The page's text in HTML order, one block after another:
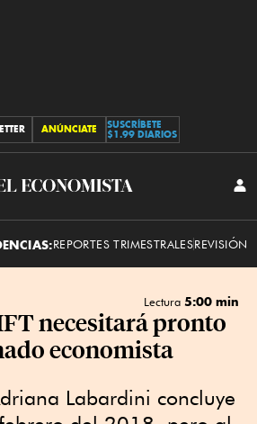
ANÚNCIATE
SUSCRÍBETE
$1.99 DIARIOS
El
REPORTES TRIMESTRALESREVISIÓN
Lectura 5:00 min
necesitará pronto
economista
Labardini concluye